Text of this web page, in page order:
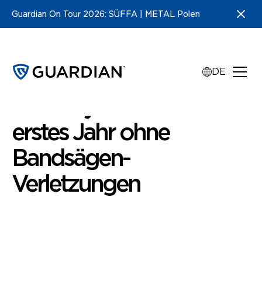
Guardian On Tour 2026: SÜFFA | METAL Polen
DE
Fallstudien • 2 min read
erstes Jahr ohne
Bandsägen-
Verletzungen